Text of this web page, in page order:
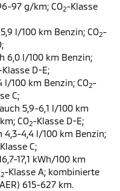
97 g/km; CO2-Klasse
l/100 km Benzin; CO2-
6,0 l/100 km Benzin;
Klasse D-E;
l/100 km Benzin; CO2-
C;
5,9-6,1 l/100 km
CO2-Klasse D-E;
4,3-4,4 l/100 km Benzin;
C;
17,1 kWh/100 km
2-Klasse A; kombinierte
615-627 km.